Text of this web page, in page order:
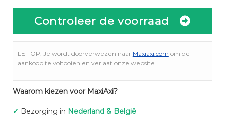
Controleer de voorraad
LET OP: Je wordt doorverwezen naar Maxiaxi.com om de
aankoop te voltooien en verlaat onze website.
Waarom kiezen voor MaxiAxi?
✓ Bezorging in Nederland & België